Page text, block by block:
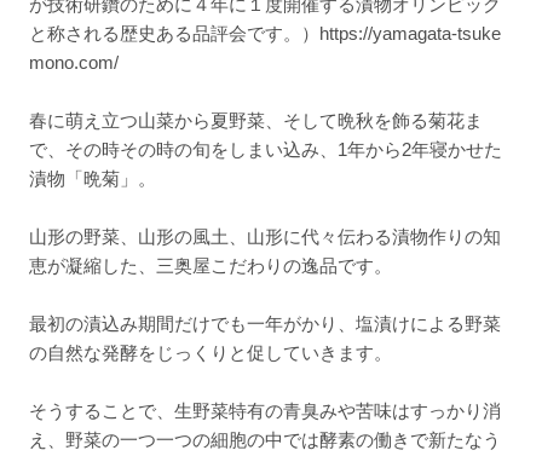
と称される歴史ある品評会です。）https://yamagata-tsuke
mono.com/
春に萌え立つ山菜から夏野菜、そして晩秋を飾る菊花ま
で、その時その時の旬をしまい込み、1年から2年寝かせた
漬物「晩菊」。
山形の野菜、山形の風土、山形に代々伝わる漬物作りの知
恵が凝縮した、三奥屋こだわりの逸品です。
最初の漬込み期間だけでも一年がかり、塩漬けによる野菜
の自然な発酵をじっくりと促していきます。
そうすることで、生野菜特有の青臭みや苦味はすっかり消
え、野菜の一つ一つの細胞の中では酵素の働きで新たなう